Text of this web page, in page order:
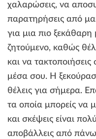
χαλαρώσεις, να
παρατηρήσεις από
για μια πιο ξεκάθαρη
ζητούμενο, καθώς
και να
μέσα σου. Η
θέλεις για σήμερα.
τα οποία μπορείς να
και σκέψεις είναι
αποβάλλεις από